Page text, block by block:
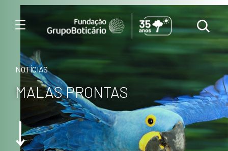
Menu
NOTÍCIAS
MALAS PRONTAS